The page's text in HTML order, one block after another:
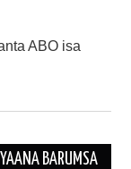
ABO isa
BARUMSA